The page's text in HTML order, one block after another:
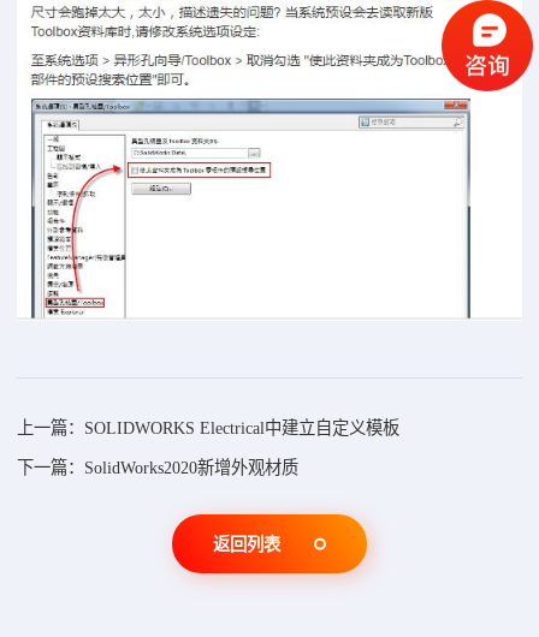
上一篇：SOLIDWORKS Electrical中建立自定义模板
下一篇：SolidWorks2020新增外观材质
返回列表